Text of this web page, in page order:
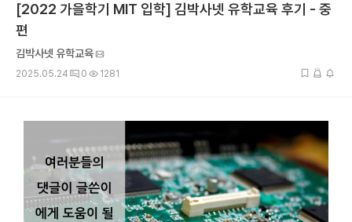
국내대학원 정보
커뮤니티
유학교육 홈
수강 신청
[2022 가을학기 MIT 입학] 김박사넷 유학교육 후기 - 중
편
김박사넷 유학교육
2025.05.24 0 1281